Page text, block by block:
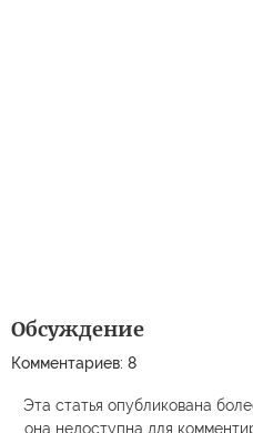
Обсуждение
Комментариев: 8
Эта статья опубликована
она недоступна для